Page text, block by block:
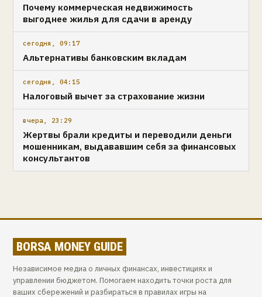
Почему коммерческая недвижимость
выгоднее жилья для сдачи в аренду
сегодня, 09:17
Альтернативы банковским вкладам
сегодня, 04:15
Налоговый вычет за страхование жизни
вчера, 23:29
Жертвы брали кредиты и переводили деньги
мошенникам, выдававшим себя за финансовых
консультантов
BORSA MONEY GUIDE
Независимое медиа о личных финансах, инвестициях и
управлении бюджетом. Помогаем находить точки роста для
ваших сбережений и разбираться в правилах игры на